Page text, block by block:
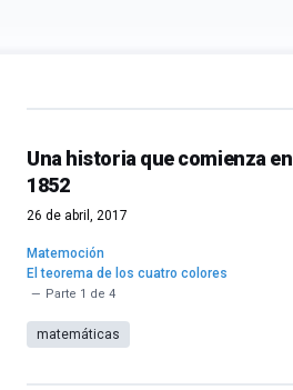
Una historia que comienza en
1852
26 de abril, 2017
Matemoción
El teorema de los cuatro colores
Parte 1 de 4
matemáticas